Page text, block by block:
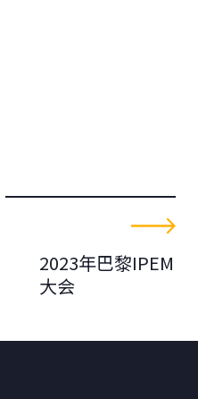
2023年巴黎IPEM
大会